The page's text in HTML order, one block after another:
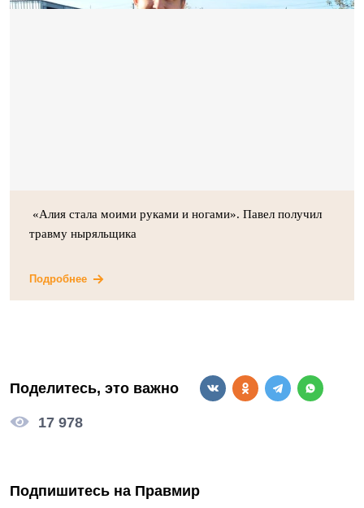
«Алия стала моими руками и ногами». Павел получил
травму ныряльщика
Подробнее
Поделитесь, это важно
17 978
Подпишитесь на Правмир